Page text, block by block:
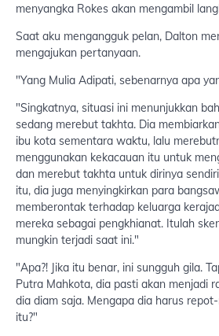
menyangka Rokes akan mengambil
Saat aku mengangguk pelan, Dalton
mengajukan pertanyaan.
"Yang Mulia Adipati, sebenarnya apa
"Singkatnya, situasi ini menunjukkan
sedang merebut takhta. Dia
ibu kota sementara waktu, lalu
menggunakan kekacauan itu untuk
dan merebut takhta untuk dirinya
itu, dia juga menyingkirkan para
memberontak terhadap keluarga
mereka sebagai pengkhianat. Itulah
mungkin terjadi saat ini."
"Apa?! Jika itu benar, ini sungguh gila.
Putra Mahkota, dia pasti akan menjadi
dia diam saja. Mengapa dia harus
itu?"